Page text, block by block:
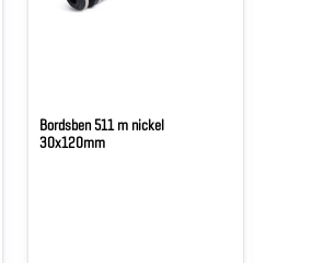
Bordsben 511 m nickel
30x120mm